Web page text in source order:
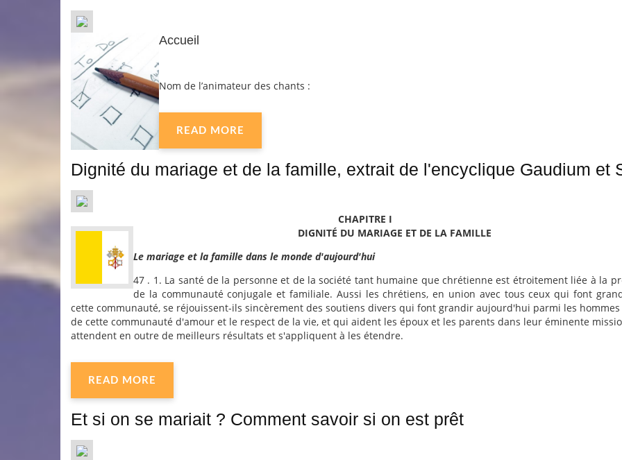
Accueil
Nom de l’animateur des chants :
READ MORE
Dignité du mariage et de la famille, extrait de l'encyclique Gaudium et
CHAPITRE I
DIGNITÉ DU MARIAGE ET DE LA FAMILLE
Le mariage et la famille dans le monde d'aujourd'hui
47 . 1. La santé de la personne et de la société tant humaine que chrétienne est étroitement liée à la
de la communauté conjugale et familiale. Aussi les chrétiens, en union avec tous ceux qui font
cette communauté, se réjouissent-ils sincèrement des soutiens divers qui font grandir aujourd'hui parmi les
de cette communauté d'amour et le respect de la vie, et qui aident les époux et les parents dans leur éminente
attendent en outre de meilleurs résultats et s'appliquent à les étendre.
READ MORE
Et si on se mariait ? Comment savoir si on est prêt